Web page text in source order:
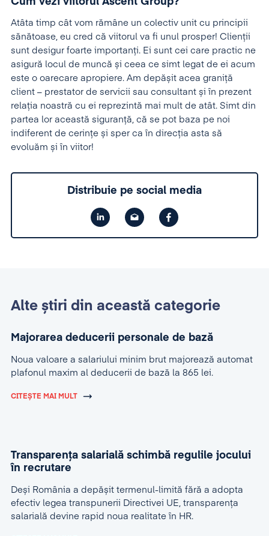
Atâta timp cât vom rămâne un colectiv unit cu principii
sănătoase, eu cred că viitorul va fi unul prosper! Clienții
sunt desigur foarte importanți. Ei sunt cei care practic ne
asigură locul de muncă și ceea ce simt legat de ei acum
este o oarecare apropiere. Am depășit acea graniță
client – prestator de servicii sau consultant și în prezent
relația noastră cu ei reprezintă mai mult de atât. Simt din
partea lor această siguranță, că se pot baza pe noi
indiferent de cerințe și sper ca în direcția asta să
evoluăm și în viitor!
Distribuie pe social media
Alte știri din această categorie
Majorarea deducerii personale de bază
Noua valoare a salariului minim brut majorează automat
plafonul maxim al deducerii de bază la 865 lei.
CITEȘTE MAI MULT
Transparența salarială schimbă regulile jocului
în recrutare
Deși România a depășit termenul-limită fără a adopta
efectiv legea transpunerii Directivei UE, transparența
salarială devine rapid noua realitate în HR.